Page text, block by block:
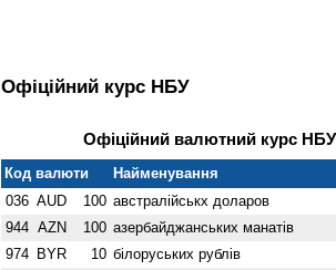
Офіційний курс НБУ
Офіційний валютний курс НБУ
Код валюти Найменування
036 AUD 100 австралійськх доларов
944 AZN 100 азербайджанських манатів
974 BYR 10 білоруських рублів